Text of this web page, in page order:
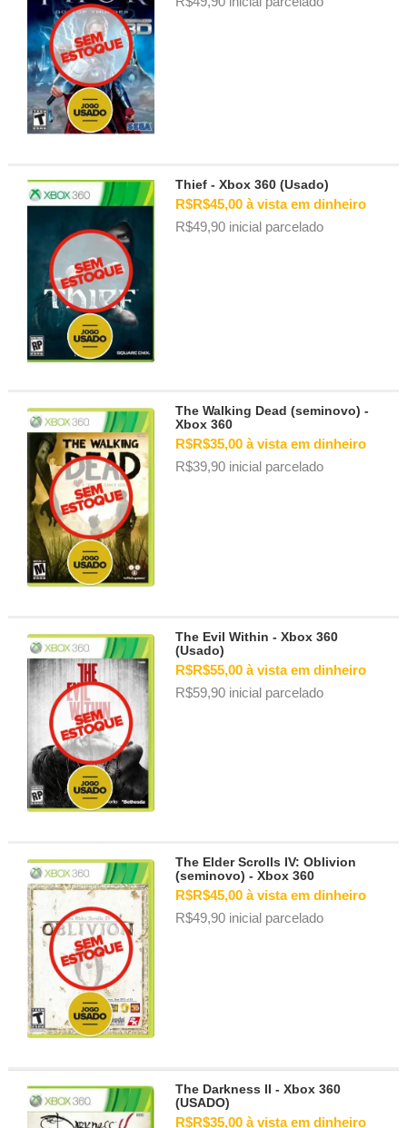
Thief - Xbox 360 (Usado)
R$R$45,00 à vista em dinheiro
R$49,90 inicial parcelado
The Walking Dead (seminovo) -
Xbox 360
R$R$35,00 à vista em dinheiro
R$39,90 inicial parcelado
The Evil Within - Xbox 360
(Usado)
R$R$55,00 à vista em dinheiro
R$59,90 inicial parcelado
The Elder Scrolls IV: Oblivion
(seminovo) - Xbox 360
R$R$45,00 à vista em dinheiro
R$49,90 inicial parcelado
The Darkness II - Xbox 360
(USADO)
R$R$35,00 à vista em dinheiro